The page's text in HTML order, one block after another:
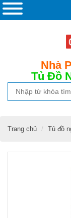
Nhà
Tủ Đồ
Trang chủ Tủ đồ